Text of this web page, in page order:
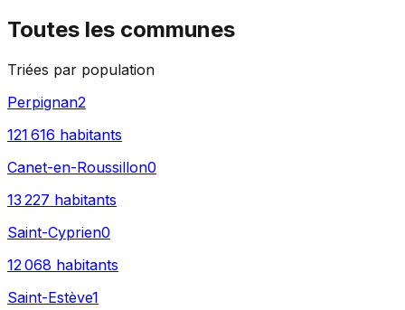
Toutes les communes
Triées par population
Perpignan2
121 616 habitants
Canet-en-Roussillon0
13 227 habitants
Saint-Cyprien0
12 068 habitants
Saint-Estève1